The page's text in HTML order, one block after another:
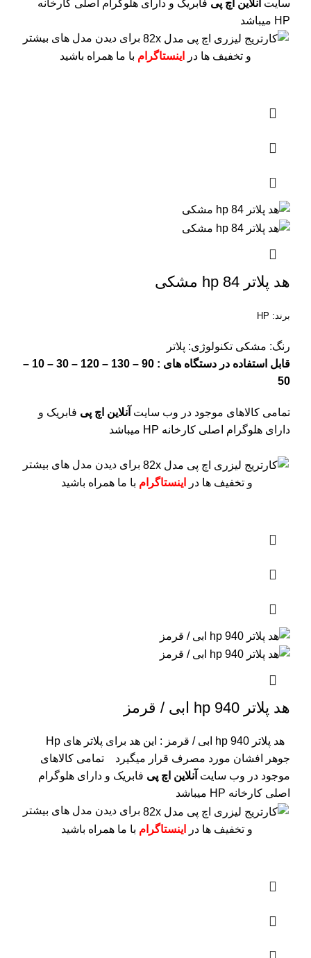
سایت آنلاین اچ پی فابریک و دارای هلوگرام اصلی کارخانه
HP میباشد
برای دیدن مدل های بیشتر
و تخفیف ها در
اینستاگرام با ما همراه باشید
هد پلاتر 84 hp مشکی
برند: HP
رنگ: مشکی تکنولوژی: پلاتر
قابل استفاده در دستگاه های : 90 – 130 – 120 – 30 – 10 –
50
تمامی کالاهای موجود در وب سایت آنلاین اچ پی فابریک و
دارای هلوگرام اصلی کارخانه HP میباشد
برای دیدن مدل های بیشتر
و تخفیف ها در
اینستاگرام با ما همراه باشید
هد پلاتر 940 hp ابی / قرمز
هد پلاتر 940 hp ابی / قرمز : این هد برای پلاتر های Hp
جوهر افشان مورد مصرف قرار میگیرد
تمامی کالاهای
موجود در وب سایت آنلاین اچ پی فابریک و دارای هلوگرام
اصلی کارخانه HP میباشد
برای دیدن مدل های بیشتر
و تخفیف ها در
اینستاگرام با ما همراه باشید